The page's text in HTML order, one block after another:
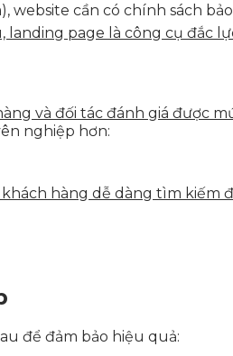
page là công cụ đắc
và đối tác đánh giá được
hàng dễ dàng tìm kiếm
cần có chính sách
nghiệp hơn:
để đảm bảo hiệu quả: